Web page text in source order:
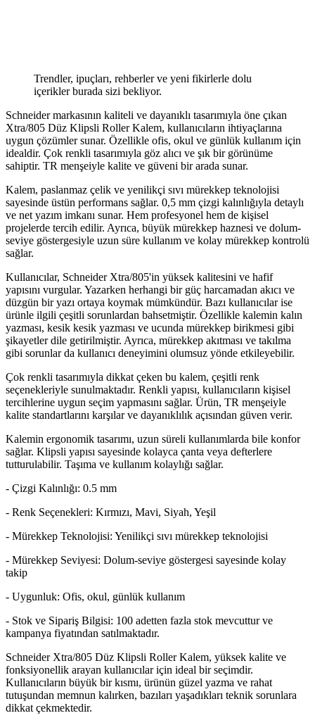
Trendler, ipuçları, rehberler ve yeni fikirlerle dolu
içerikler burada sizi bekliyor.
Schneider markasının kaliteli ve dayanıklı tasarımıyla öne çıkan
Xtra/805 Düz Klipsli Roller Kalem, kullanıcıların ihtiyaçlarına
uygun çözümler sunar. Özellikle ofis, okul ve günlük kullanım için
idealdir. Çok renkli tasarımıyla göz alıcı ve şık bir görünüme
sahiptir. TR menşeiyle kalite ve güveni bir arada sunar.
Kalem, paslanmaz çelik ve yenilikçi sıvı mürekkep teknolojisi
sayesinde üstün performans sağlar. 0,5 mm çizgi kalınlığıyla detaylı
ve net yazım imkanı sunar. Hem profesyonel hem de kişisel
projelerde tercih edilir. Ayrıca, büyük mürekkep haznesi ve dolum-
seviye göstergesiyle uzun süre kullanım ve kolay mürekkep kontrolü
sağlar.
Kullanıcılar, Schneider Xtra/805'in yüksek kalitesini ve hafif
yapısını vurgular. Yazarken herhangi bir güç harcamadan akıcı ve
düzgün bir yazı ortaya koymak mümkündür. Bazı kullanıcılar ise
ürünle ilgili çeşitli sorunlardan bahsetmiştir. Özellikle kalemin kalın
yazması, kesik kesik yazması ve ucunda mürekkep birikmesi gibi
şikayetler dile getirilmiştir. Ayrıca, mürekkep akıtması ve takılma
gibi sorunlar da kullanıcı deneyimini olumsuz yönde etkileyebilir.
Çok renkli tasarımıyla dikkat çeken bu kalem, çeşitli renk
seçenekleriyle sunulmaktadır. Renkli yapısı, kullanıcıların kişisel
tercihlerine uygun seçim yapmasını sağlar. Ürün, TR menşeiyle
kalite standartlarını karşılar ve dayanıklılık açısından güven verir.
Kalemin ergonomik tasarımı, uzun süreli kullanımlarda bile konfor
sağlar. Klipsli yapısı sayesinde kolayca çanta veya defterlere
tutturulabilir. Taşıma ve kullanım kolaylığı sağlar.
- Çizgi Kalınlığı: 0.5 mm
- Renk Seçenekleri: Kırmızı, Mavi, Siyah, Yeşil
- Mürekkep Teknolojisi: Yenilikçi sıvı mürekkep teknolojisi
- Mürekkep Seviyesi: Dolum-seviye göstergesi sayesinde kolay
takip
- Uygunluk: Ofis, okul, günlük kullanım
- Stok ve Sipariş Bilgisi: 100 adetten fazla stok mevcuttur ve
kampanya fiyatından satılmaktadır.
Schneider Xtra/805 Düz Klipsli Roller Kalem, yüksek kalite ve
fonksiyonellik arayan kullanıcılar için ideal bir seçimdir.
Kullanıcıların büyük bir kısmı, ürünün güzel yazma ve rahat
tutuşundan memnun kalırken, bazıları yaşadıkları teknik sorunlara
dikkat çekmektedir.